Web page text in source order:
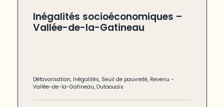
Inégalités socioéconomiques –
Vallée-de-la-Gatineau
Défavorisation, Inégalités, Seuil de pauvreté, Revenu -
Vallée-de-la-Gatineau,Outaouais